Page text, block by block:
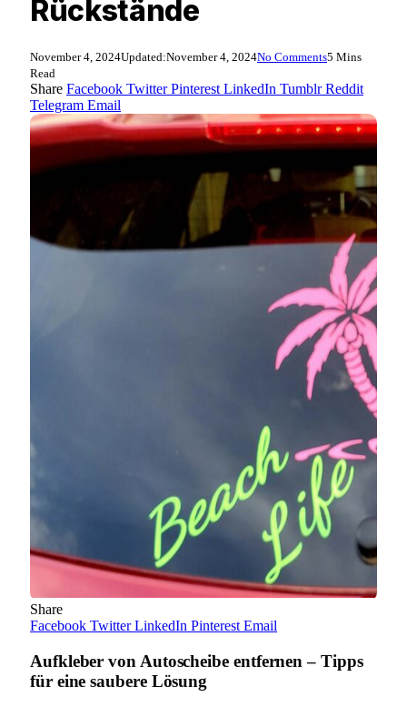
Rückstände
November 4, 2024Updated:November 4, 2024No Comments5 Mins
Read
Share Facebook Twitter Pinterest LinkedIn Tumblr Reddit
Telegram Email
Share
Facebook Twitter LinkedIn Pinterest Email
Aufkleber von Autoscheibe entfernen – Tipps
für eine saubere Lösung